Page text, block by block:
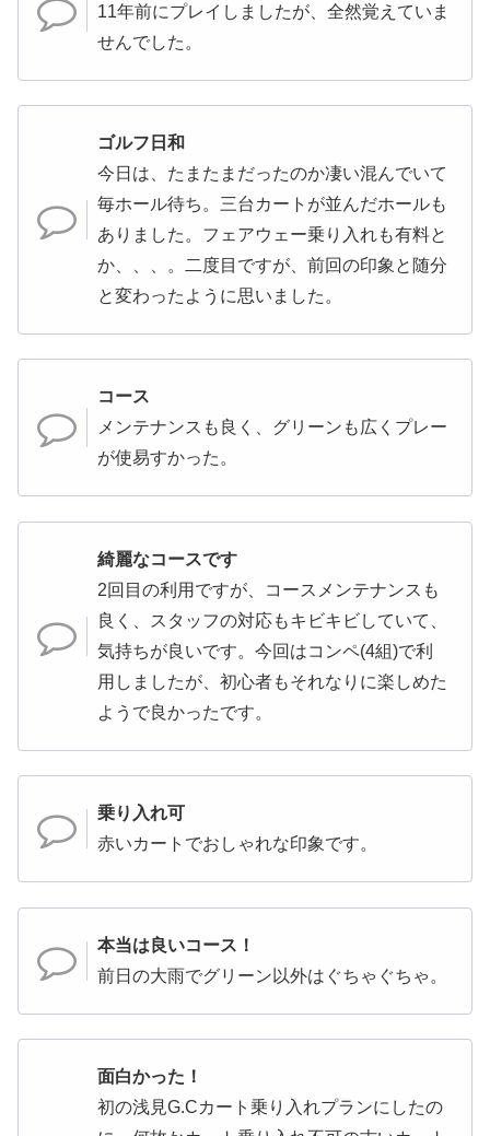
11年前にプレイしましたが、全然覚えていま
せんでした。
ゴルフ日和
今日は、たまたまだったのか凄い混んでいて
毎ホール待ち。三台カートが並んだホールも
ありました。フェアウェー乗り入れも有料と
か、、、。二度目ですが、前回の印象と随分
と変わったように思いました。
コース
メンテナンスも良く、グリーンも広くプレー
が使易すかった。
綺麗なコースです
2回目の利用ですが、コースメンテナンスも
良く、スタッフの対応もキビキビしていて、
気持ちが良いです。今回はコンペ(4組)で利
用しましたが、初心者もそれなりに楽しめた
ようで良かったです。
乗り入れ可
赤いカートでおしゃれな印象です。
本当は良いコース！
前日の大雨でグリーン以外はぐちゃぐちゃ。
面白かった！
初の浅見G.Cカート乗り入れプランにしたの